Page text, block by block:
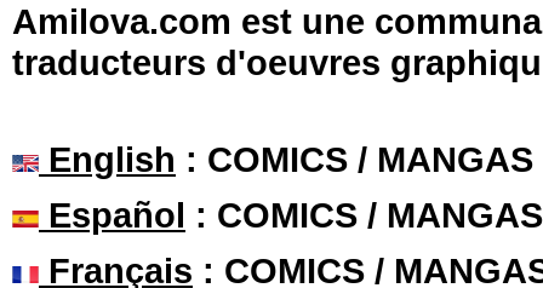
Amilova.com est une
traducteurs d'oeuvres
English : COMICS /
Español : COMICS /
Français : COMICS /